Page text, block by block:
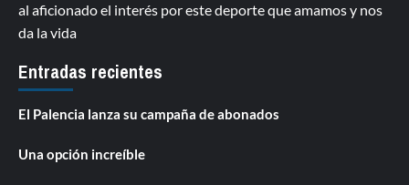
al aficionado el interés por este deporte que amamos y nos
da la vida
Entradas recientes
El Palencia lanza su campaña de abonados
Una opción increíble